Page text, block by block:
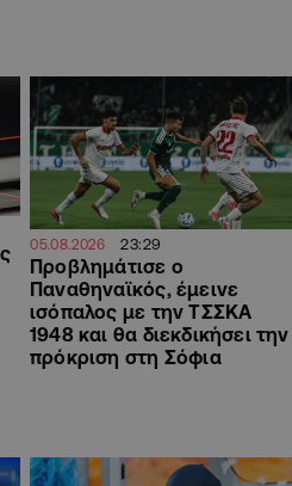
05.08.2026 23:29
Προβλημάτισε ο
Παναθηναϊκός, έμεινε
ισόπαλος με την ΤΣΣΚΑ
1948 και θα διεκδικήσει την
πρόκριση στη Σόφια